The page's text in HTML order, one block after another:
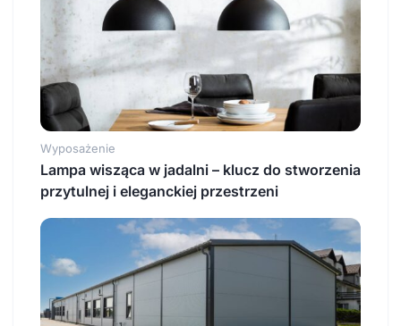
Wyposażenie
Lampa wisząca w jadalni – klucz do stworzenia
przytulnej i eleganckiej przestrzeni